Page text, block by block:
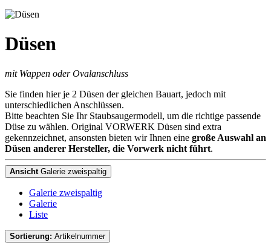
Düsen
mit Wappen oder Ovalanschluss
Sie finden hier je 2 Düsen der gleichen Bauart, jedoch mit
unterschiedlichen Anschlüssen.
Bitte beachten Sie Ihr Staubsaugermodell, um die richtige passende
Düse zu wählen. Original VORWERK Düsen sind extra
gekennzeichnet, ansonsten bieten wir Ihnen eine große Auswahl an
Düsen anderer Hersteller, die Vorwerk nicht führt.
Ansicht Galerie zweispaltig
Galerie zweispaltig
Galerie
Liste
Sortierung: Artikelnummer